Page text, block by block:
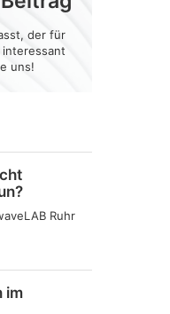
Ruhr
im
der für
uns!